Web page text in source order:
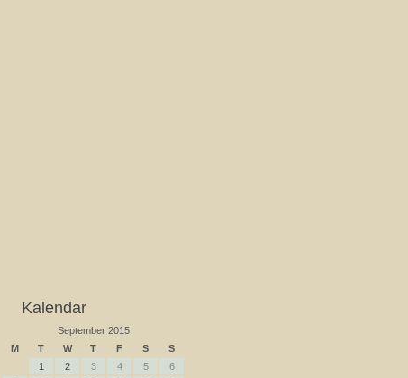
Kalendar
September 2015
M
T W T F S S
1 2 3 4 5
6